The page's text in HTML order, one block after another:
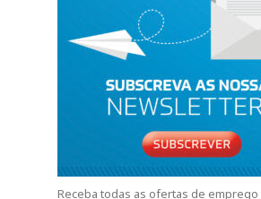
Receba todas as ofertas de